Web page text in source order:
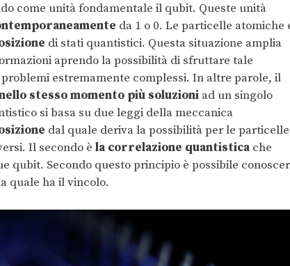
come unità fondamentale il qubit. Queste unità
da 1 o 0. Le particelle atomiche
di stati quantistici. Questa situazione amplia
aprendo la possibilità di sfruttare tale
estremamente complessi. In altre parole, il
stesso momento più soluzioni ad un singolo
si basa su due leggi della meccanica
dal quale deriva la possibilità per le particelle
Il secondo è la correlazione quantistica che
qubit. Secondo questo principio è possibile
quale ha il vincolo.